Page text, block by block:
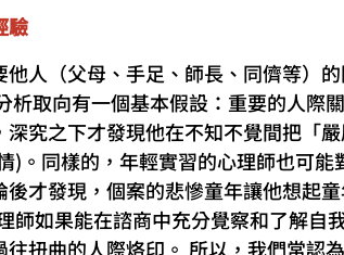
驗
他人（父母、手足、師長、同儕等）
析取向有一個基本假設：重要的人際
究之下才發現他在不知不覺間把「
)。同樣的，年輕實習的心理師也可
後才發現，個案的悲慘童年讓他想起
師如果能在諮商中充分覺察和了解自
扭曲的人際烙印。 所以，我們常認